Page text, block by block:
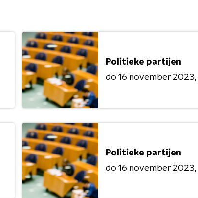
Politieke partijen
do 16 november 2023
Politieke partijen
do 16 november 2023